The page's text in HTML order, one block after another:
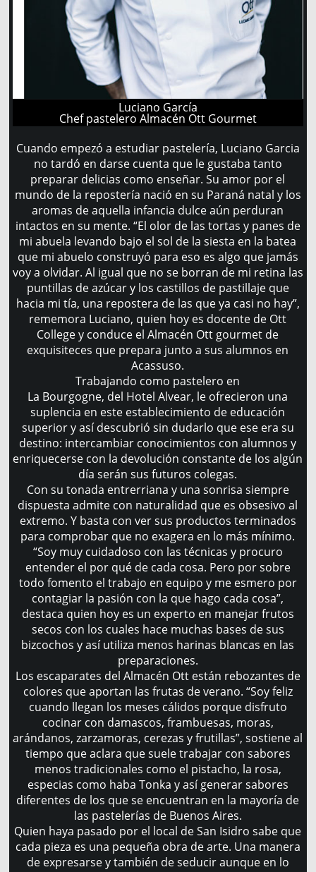
Luciano García
Chef pastelero Almacén Ott Gourmet
Cuando empezó a estudiar pastelería, Luciano Garcia
no tardó en darse cuenta que le gustaba tanto
preparar delicias como enseñar. Su amor por el
mundo de la repostería nació en su Paraná natal y los
aromas de aquella infancia dulce aún perduran
intactos en su mente. “El olor de las tortas y panes de
mi abuela levando bajo el sol de la siesta en la batea
que mi abuelo construyó para eso es algo que jamás
voy a olvidar. Al igual que no se borran de mi retina las
puntillas de azúcar y los castillos de pastillaje que
hacia mi tía, una repostera de las que ya casi no hay”,
rememora Luciano, quien hoy es docente de Ott
College y conduce el Almacén Ott gourmet de
exquisiteces que prepara junto a sus alumnos en
Acassuso.
Trabajando como pastelero en
La Bourgogne, del Hotel Alvear, le ofrecieron una
suplencia en este establecimiento de educación
superior y así descubrió sin dudarlo que ese era su
destino: intercambiar conocimientos con alumnos y
enriquecerse con la devolución constante de los algún
día serán sus futuros colegas.
Con su tonada entrerriana y una sonrisa siempre
dispuesta admite con naturalidad que es obsesivo al
extremo. Y basta con ver sus productos terminados
para comprobar que no exagera en lo más mínimo.
“Soy muy cuidadoso con las técnicas y procuro
entender el por qué de cada cosa. Pero por sobre
todo fomento el trabajo en equipo y me esmero por
contagiar la pasión con la que hago cada cosa”,
destaca quien hoy es un experto en manejar frutos
secos con los cuales hace muchas bases de sus
bizcochos y así utiliza menos harinas blancas en las
preparaciones.
Los escaparates del Almacén Ott están rebozantes de
colores que aportan las frutas de verano. “Soy feliz
cuando llegan los meses cálidos porque disfruto
cocinar con damascos, frambuesas, moras,
arándanos, zarzamoras, cerezas y frutillas”, sostiene al
tiempo que aclara que suele trabajar con sabores
menos tradicionales como el pistacho, la rosa,
especias como haba Tonka y así generar sabores
diferentes de los que se encuentran en la mayoría de
las pastelerías de Buenos Aires.
Quien haya pasado por el local de San Isidro sabe que
cada pieza es una pequeña obra de arte. Una manera
de expresarse y también de seducir aunque en lo